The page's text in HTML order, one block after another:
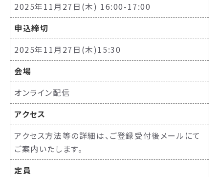
2025年11月27日(木) 16:00-17:00
申込締切
2025年11月27日(木)15:30
会場
オンライン配信
アクセス
アクセス方法等の詳細は、ご登録受付後メールにて
ご案内いたします。
定員